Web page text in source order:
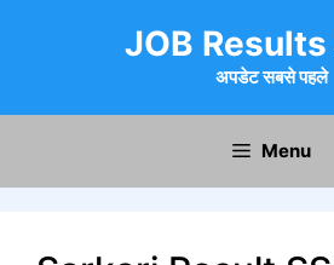
JOB
अपडेट सबसे पहले
Menu